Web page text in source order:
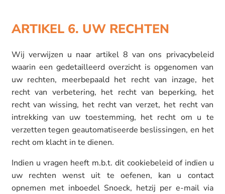
ARTIKEL 6. UW RECHTEN
Wij verwijzen u naar artikel 8 van ons privacybeleid
waarin een gedetailleerd overzicht is opgenomen van
uw rechten, meerbepaald het recht van inzage, het
recht van verbetering, het recht van beperking, het
recht van wissing, het recht van verzet, het recht van
intrekking van uw toestemming, het recht om u te
verzetten tegen geautomatiseerde beslissingen, en het
recht om klacht in te dienen.
Indien u vragen heeft m.b.t. dit cookiebeleid of indien u
uw rechten wenst uit te oefenen, kan u contact
opnemen met inboedel Snoeck, hetzij per e-mail via